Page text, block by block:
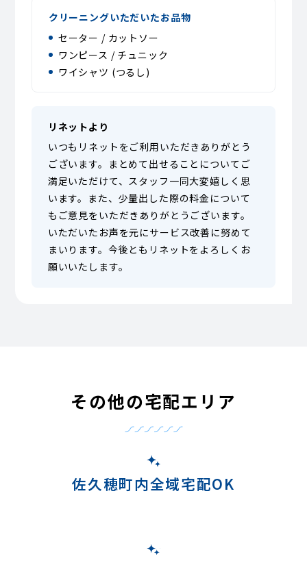
クリーニングいただいたお品物
セーター / カットソー
ワンピース / チュニック
ワイシャツ (つるし)
リネットより
いつもリネットをご利用いただきありがとう
ございます。まとめて出せることについてご
満足いただけて、スタッフ一同大変嬉しく思
います。また、少量出した際の料金について
もご意見をいただきありがとうございます。
いただいたお声を元にサービス改善に努めて
まいります。今後ともリネットをよろしくお
願いいたします。
その他の宅配エリア
佐久穂町内全域宅配OK